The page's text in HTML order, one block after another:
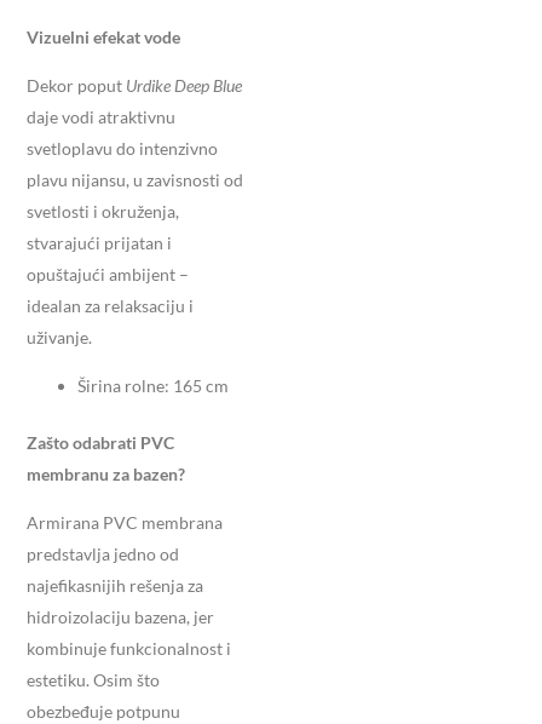
Vizuelni efekat vode
Dekor poput Urdike Deep Blue
daje vodi atraktivnu
svetloplavu do intenzivno
plavu nijansu, u zavisnosti od
svetlosti i okruženja,
stvarajući prijatan i
opuštajući ambijent –
idealan za relaksaciju i
uživanje.
Širina rolne: 165 cm
Zašto odabrati PVC
membranu za bazen?
Armirana PVC membrana
predstavlja jedno od
najefikasnijih rešenja za
hidroizolaciju bazena, jer
kombinuje funkcionalnost i
estetiku. Osim što
obezbeđuje potpunu